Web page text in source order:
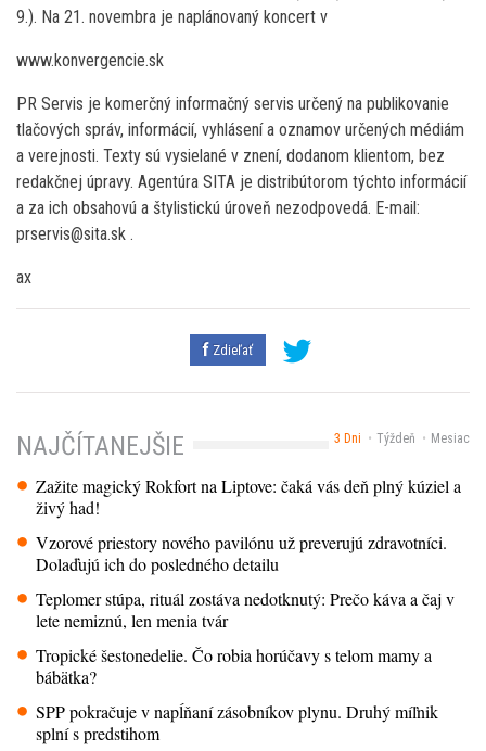
9.). Na 21. novembra je naplánovaný koncert v
www.konvergencie.sk
PR Servis je komerčný informačný servis určený na publikovanie
tlačových správ, informácií, vyhlásení a oznamov určených médiám
a verejnosti. Texty sú vysielané v znení, dodanom klientom, bez
redakčnej úpravy. Agentúra SITA je distribútorom týchto informácií
a za ich obsahovú a štylistickú úroveň nezodpovedá. E-mail:
prservis@sita.sk .
ax
Zdieľať
3 Dni Týždeň Mesiac
NAJČÍTANEJŠIE
Zažite magický Rokfort na Liptove: čaká vás deň plný kúziel a
živý had!
Vzorové priestory nového pavilónu už preverujú zdravotníci.
Dolaďujú ich do posledného detailu
Teplomer stúpa, rituál zostáva nedotknutý: Prečo káva a čaj v
lete nemiznú, len menia tvár
Tropické šestonedelie. Čo robia horúčavy s telom mamy a
bábätka?
SPP pokračuje v napĺňaní zásobníkov plynu. Druhý míľnik
splní s predstihom